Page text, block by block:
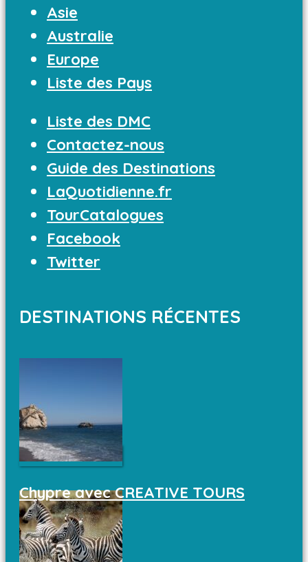
Asie
Australie
Europe
Liste des Pays
Liste des DMC
Contactez-nous
Guide des Destinations
LaQuotidienne.fr
TourCatalogues
Facebook
Twitter
DESTINATIONS RÉCENTES
Chypre avec CREATIVE TOURS